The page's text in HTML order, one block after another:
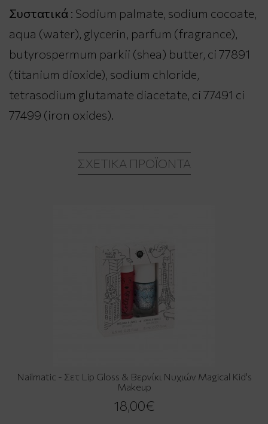
Συστατικά : Sodium palmate, sodium cocoate,
aqua (water), glycerin, parfum (fragrance),
butyrospermum parkii (shea) butter, ci 77891
(titanium dioxide), sodium chloride,
tetrasodium glutamate diacetate, ci 77491 ci
77499 (iron oxides).
ΣΧΕΤΙΚΆ ΠΡΟΪΌΝΤΑ
Nailmatic - Σετ Lip Gloss & Βερνίκι Νυχιών Magical Kid's
Makeup
18,00€